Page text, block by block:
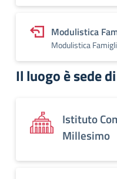
Modulistica
Modulistica
Il luogo è sede di
Istituto
Millesimo